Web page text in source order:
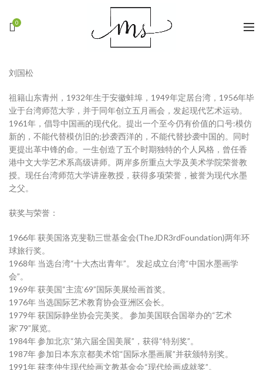
0
刘国松
祖籍山东青州，1932年生于安徽蚌埠，1949年定居台湾，1956年毕
业于台湾师范大学，并于同年创立五月画会，发起现代艺术运动。
1961年，倡导中国画的现代化。提出一个至今仍有价值的口号:模仿
新的，不能代替模仿旧的;抄袭西洋的，不能代替抄袭中国的。同时
更提出革中锋的命。一生创造了五个时期独特的个人风格，曾任香
港中文大学艺术系高级讲师。两岸多所重点大学及美术学院荣誉教
授。现任台湾师范大学讲座教授，获得多项荣誉，被誉为现代水墨
之父。
获奖与荣誉：
1966年 获美国洛克斐勒三世基金会(TheJDR3rdFoundation)两年环
球旅行奖。
1968年 当选台湾“十大杰出青年”。 发起成立台湾“中国水墨画学
会”。
1969年 获美国“主流‘69”国际美展绘画首奖。
1976年 当选国际艺术教育协会亚洲区会长。
1979年 获国际静坐协会完美奖。 参加美国联合国举办的“艺术
家‘79”展览。
1984年 参加北京“第六届全国美展”，获得“特别奖”。
1987年 参加日本东京都美术馆“国际水墨画展”并获颁特别奖。
1991年 获李仲生现代绘画文教基金会“现代绘画成就奖”。